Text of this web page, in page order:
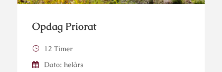
Opdag Priorat
12 Timer
Dato: helårs